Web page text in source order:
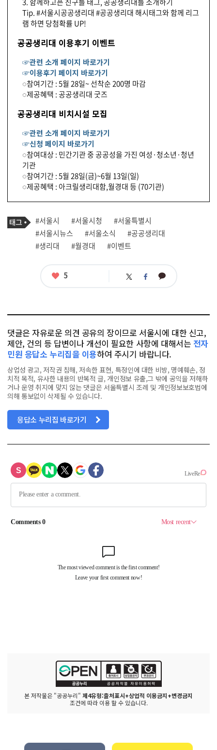
Tip. #서울시공공생리대 #공공생리대 해시태그와 함께 리그
램 하면 당첨확률 UP!
공공생리대 이용후기 이벤트
☞관련 소개 페이지 바로가기
☞이용후기 페이지 바로가기
◌참여기간 : 5월 28일~ 선착순 200명 마감
◌제공혜택 : 공공생리대 굿즈
공공생리대 비치시설 모집
☞관련 소개 페이지 바로가기
☞신청 페이지 바로가기
◌참여대상 : 민간기관 중 공공성을 가진 여성·청소년·청년
기관
◌참여기간 : 5월 28일(금)~6월 13일(일)
◌제공혜택 : 아크릴생리대함,월경대 등 (70기관)
기
사
관
련
태
태
그
#서울시 #서울시청
#서울특별시
#서울시뉴스
#서울소식
#공공생리대
#생리대
#월경대 #이벤트
좋
5 트 페 카
댓글은 자유로운 의견 공유의 장이므로 서울시에 대한 신고,
제안, 건의 등 답변이나 개선이 필요한 사항에 대해서는 전자
민원 응답소 누리집을 이용하여 주시기 바랍니다.
상업성 광고, 저작권 침해, 저속한 표현, 특정인에 대한 비방, 명예훼손, 정
치적 목적, 유사한 내용의 반복적 글, 개인정보 유출,그 밖에 공익을 저해하
거나 운영 취지에 맞지 않는 댓글은 서울특별시 조례 및 개인정보보호법에
의해 통보없이 삭제될 수 있습니다.
응답소 누리집 바로가기
본 저작물은 "공공누리" 제4유형:출처표시+상업적 이용금지+변경금지
조건에 따라 이용 할 수 있습니다.